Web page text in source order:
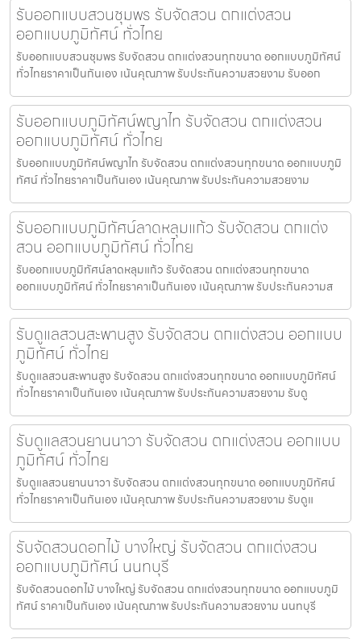
รับออกแบบสวนชุมพร รับจัดสวน ตกแต่งสวน
ออกแบบภูมิทัศน์ ทั่วไทย
รับออกแบบสวนชุมพร รับจัดสวน ตกแต่งสวนทุกขนาด ออกแบบภูมิทัศน์
ทั่วไทยราคาเป็นกันเอง เน้นคุณภาพ รับประกันความสวยงาม รับออก
รับออกแบบภูมิทัศน์พญาไท รับจัดสวน ตกแต่งสวน
ออกแบบภูมิทัศน์ ทั่วไทย
รับออกแบบภูมิทัศน์พญาไท รับจัดสวน ตกแต่งสวนทุกขนาด ออกแบบภูมิ
ทัศน์ ทั่วไทยราคาเป็นกันเอง เน้นคุณภาพ รับประกันความสวยงาม
รับออกแบบภูมิทัศน์ลาดหลุมแก้ว รับจัดสวน ตกแต่ง
สวน ออกแบบภูมิทัศน์ ทั่วไทย
รับออกแบบภูมิทัศน์ลาดหลุมแก้ว รับจัดสวน ตกแต่งสวนทุกขนาด
ออกแบบภูมิทัศน์ ทั่วไทยราคาเป็นกันเอง เน้นคุณภาพ รับประกันความส
รับดูแลสวนสะพานสูง รับจัดสวน ตกแต่งสวน ออกแบบ
ภูมิทัศน์ ทั่วไทย
รับดูแลสวนสะพานสูง รับจัดสวน ตกแต่งสวนทุกขนาด ออกแบบภูมิทัศน์
ทั่วไทยราคาเป็นกันเอง เน้นคุณภาพ รับประกันความสวยงาม รับดู
รับดูแลสวนยานนาวา รับจัดสวน ตกแต่งสวน ออกแบบ
ภูมิทัศน์ ทั่วไทย
รับดูแลสวนยานนาวา รับจัดสวน ตกแต่งสวนทุกขนาด ออกแบบภูมิทัศน์
ทั่วไทยราคาเป็นกันเอง เน้นคุณภาพ รับประกันความสวยงาม รับดูแ
รับจัดสวนดอกไม้ บางใหญ่ รับจัดสวน ตกแต่งสวน
ออกแบบภูมิทัศน์ นนทบุรี
รับจัดสวนดอกไม้ บางใหญ่ รับจัดสวน ตกแต่งสวนทุกขนาด ออกแบบภูมิ
ทัศน์ ราคาเป็นกันเอง เน้นคุณภาพ รับประกันความสวยงาม นนทบุรี